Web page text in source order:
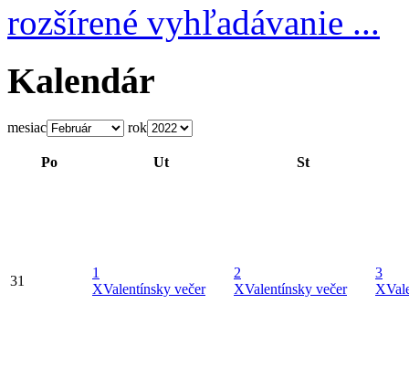
rozšírené vyhľadávanie ...
Kalendár
mesiac rok
Po Ut St
31
1
XValentínsky večer
2
XValentínsky večer
3
X